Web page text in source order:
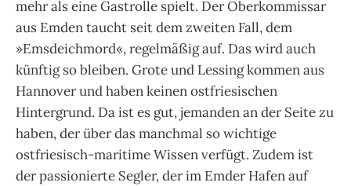
mehr als eine Gastrolle spielt. Der Oberkommissar
aus Emden taucht seit dem zweiten Fall, dem
»Emsdeichmord«, regelmäßig auf. Das wird auch
künftig so bleiben. Grote und Lessing kommen aus
Hannover und haben keinen ostfriesischen
Hintergrund. Da ist es gut, jemanden an der Seite zu
haben, der über das manchmal so wichtige
ostfriesisch-maritime Wissen verfügt. Zudem ist
der passionierte Segler, der im Emder Hafen auf